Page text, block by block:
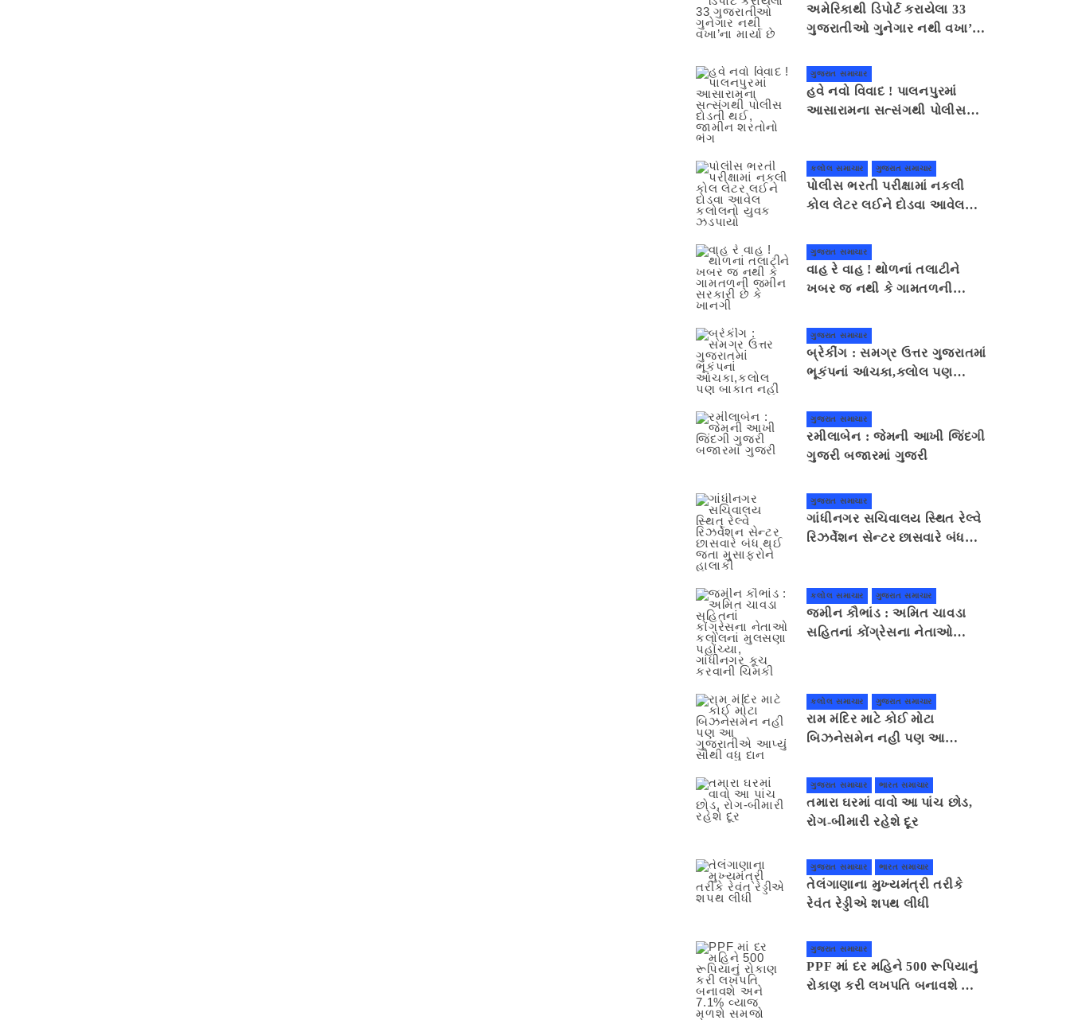
અમેરિકાથી ડિપોર્ટ કરાયેલા 33
ગુજરાતીઓ ગુનેગાર નથી વખા’ના
ગુજરાત સમાચાર
હવે નવો વિવાદ ! પાલનપુરમાં
આસારામના સત્સંગથી પોલીસ
કલોલ સમાચાર ગુજરાત સમાચાર
પોલીસ ભરતી પરીક્ષામાં નકલી
કોલ લેટર લઈને દોડવા આવેલ
ગુજરાત સમાચાર
વાહ રે વાહ ! થોળનાં તલાટીને
ખબર જ નથી કે ગામતળની
ગુજરાત સમાચાર
બ્રેકીંગ : સમગ્ર ઉત્તર ગુજરાતમાં
ભૂકંપનાં આંચકા,કલોલ પણ
ગુજરાત સમાચાર
રમીલાબેન : જેમની આખી જિંદગી
ગુજરી બજારમાં ગુજરી
ગુજરાત સમાચાર
ગાંધીનગર સચિવાલય સ્થિત રેલ્વે
રિઝર્વેશન સેન્ટર છાસવારે બંધ
કલોલ સમાચાર ગુજરાત સમાચાર
જમીન કૌભાંડ : અમિત ચાવડા
સહિતનાં કોંગ્રેસના નેતાઓ
કલોલ સમાચાર ગુજરાત સમાચાર
રામ મંદિર માટે કોઈ મોટા
બિઝનેસમેન નહી પણ આ
ગુજરાત સમાચાર ભારત સમાચાર
તમારા ઘરમાં વાવો આ પાંચ છોડ,
રોગ-બીમારી રહેશે દૂર
ગુજરાત સમાચાર ભારત સમાચાર
તેલંગાણાના મુખ્યમંત્રી તરીકે
રેવંત રેડ્ડીએ શપથ લીધી
ગુજરાત સમાચાર
PPF માં દર મહિને 500 રૂપિયાનું
રોકાણ કરી લખપતિ બનાવશે અને